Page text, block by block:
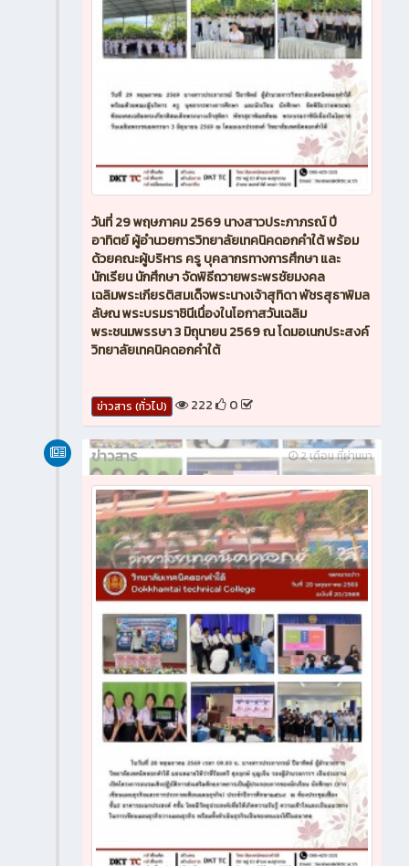
วันที่ 29 พฤษภาคม 2569 นางสาวประภาภรณ์ ปี
อาทิตย์ ผู้อำนวยการวิทยาลัยเทคนิคดอกคำใต้ พร้อม
ด้วยคณะผู้บริหาร ครู บุคลากรทางการศึกษา และ
นักเรียน นักศึกษา จัดพิธีถวายพระพรชัยมงคล
เฉลิมพระเกียรติสมเด็จพระนางเจ้าสุทิดา พัชรสุธาพิมล
ลัษณ พระบรมราชินีเนื่องในโอกาสวันเฉลิม
พระชนมพรรษา 3 มิถุนายน 2569 ณ โดมอเนกประสงค์
วิทยาลัยเทคนิคดอกคำใต้
ข่าวสาร (ทั่วไป) 222 0
2 เดือน ที่ผ่านมา
ข่าวสาร